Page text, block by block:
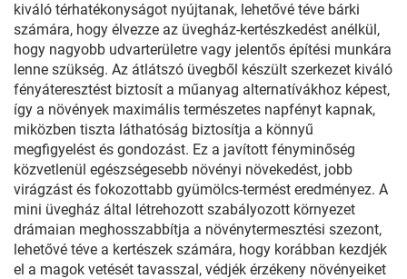
kiváló térhatékonyságot nyújtanak, lehetővé téve bárki
számára, hogy élvezze az üvegház-kertészkedést anélkül,
hogy nagyobb udvarterületre vagy jelentős építési munkára
lenne szükség. Az átlátszó üvegből készült szerkezet kiváló
fényáteresztést biztosít a műanyag alternatívákhoz képest,
így a növények maximális természetes napfényt kapnak,
miközben tiszta láthatóság biztosítja a könnyű
megfigyelést és gondozást. Ez a javított fényminőség
közvetlenül egészségesebb növényi növekedést, jobb
virágzást és fokozottabb gyümölcs-termést eredményez. A
mini üvegház által létrehozott szabályozott környezet
drámaian meghosszabbítja a növénytermesztési szezont,
lehetővé téve a kertészek számára, hogy korábban kezdjék
el a magok vetését tavasszal, védjék érzékeny növényeiket